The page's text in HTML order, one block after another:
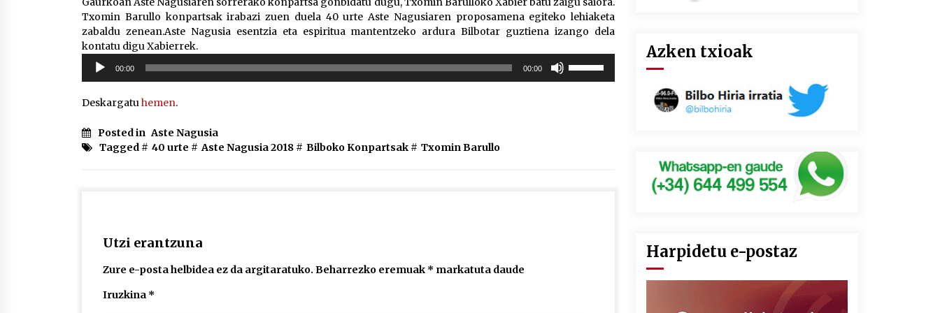
Txomin Barullo konpartsak irabazi zuen duela 40 urte Aste Nagusiaren proposamena egiteko lehiaketa
zabaldu zenean.Aste Nagusia esentzia eta espiritua mantentzeko ardura Bilbotar guztiena izango dela
kontatu digu Xabierrek.
Soinu
erreproduzigailua
00:00 00:00
Deskargatuhemen.
Posted in Aste Nagusia
Tagged # 40 urte # Aste Nagusia 2018 # Bilboko Konpartsak # Txomin Barullo
Utzi erantzuna
Zure e-posta helbidea ez da argitaratuko. Beharrezko eremuak * markatuta daude
Iruzkina *
Azken txioak
Harpidetu e-postaz